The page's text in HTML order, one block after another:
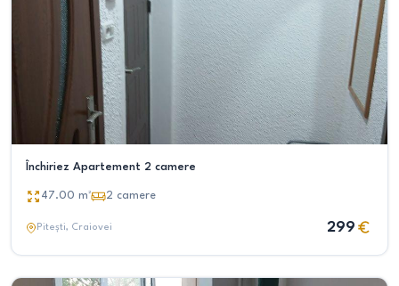
Închiriez Apartement 2 camere
47.00 m² 2 camere
Pitești, Craiovei 299